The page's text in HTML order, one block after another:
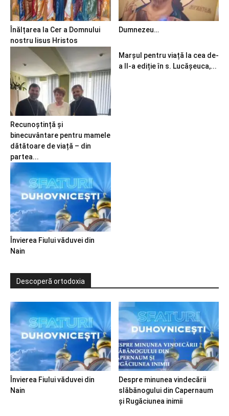
Înălțarea la Cer a Domnului
nostru Iisus Hristos
Dumnezeu…
Recunoștință și
binecuvântare pentru mamele
dătătoare de viață – din
partea...
Marșul pentru viață la cea de-
a II-a ediție în s. Lucășeuca,...
Învierea Fiului văduvei din
Nain
Descoperă ortodoxia
Învierea Fiului văduvei din
Nain
Despre minunea vindecării
slăbănogului din Capernaum
și Rugăciunea inimii